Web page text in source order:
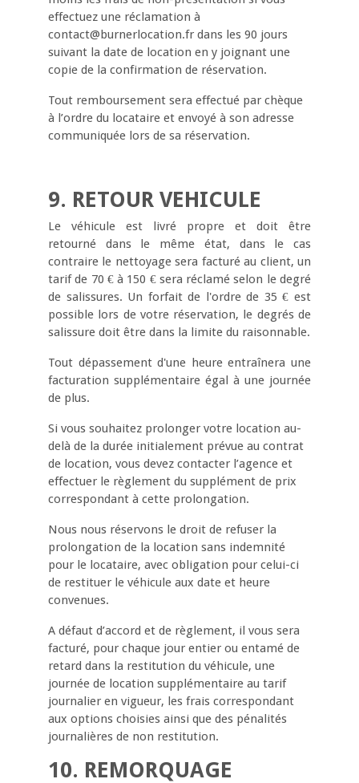
effectuez une réclamation à
contact@burnerlocation.fr dans les 90 jours
suivant la date de location en y joignant une
copie de la confirmation de réservation.
Tout remboursement sera effectué par chèque
à l’ordre du locataire et envoyé à son adresse
communiquée lors de sa réservation.
9. RETOUR VEHICULE
Le véhicule est livré propre et doit être
retourné dans le même état, dans le cas
contraire le nettoyage sera facturé au client, un
tarif de 70 € à 150 € sera réclamé selon le degré
de salissures. Un forfait de l'ordre de 35 € est
possible lors de votre réservation, le degrés de
salissure doit être dans la limite du raisonnable.
Tout dépassement d'une heure entraînera une
facturation supplémentaire égal à une journée
de plus.
Si vous souhaitez prolonger votre location au-
delà de la durée initialement prévue au contrat
de location, vous devez contacter l’agence et
effectuer le règlement du supplément de prix
correspondant à cette prolongation.
Nous nous réservons le droit de refuser la
prolongation de la location sans indemnité
pour le locataire, avec obligation pour celui-ci
de restituer le véhicule aux date et heure
convenues.
A défaut d’accord et de règlement, il vous sera
facturé, pour chaque jour entier ou entamé de
retard dans la restitution du véhicule, une
journée de location supplémentaire au tarif
journalier en vigueur, les frais correspondant
aux options choisies ainsi que des pénalités
journalières de non restitution.
10. REMORQUAGE